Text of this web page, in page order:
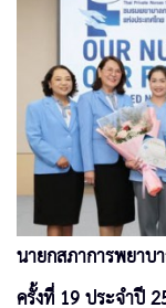
นายกสภาการพยาบ
ครั้งที่ 19 ประจำปี